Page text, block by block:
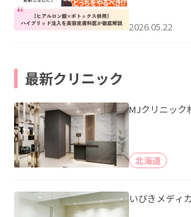
た。
2026.05.22
最新クリニック
MJクリニック
北海道
いびきメディ